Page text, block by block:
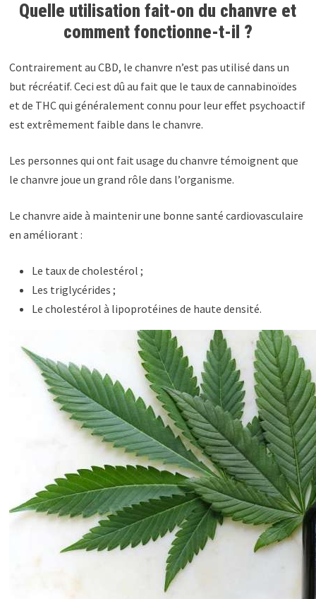
Quelle utilisation fait-on du chanvre et
comment fonctionne-t-il ?
Contrairement au CBD, le chanvre n’est pas utilisé dans un
but récréatif. Ceci est dû au fait que le taux de cannabinoïdes
et de THC qui généralement connu pour leur effet psychoactif
est extrêmement faible dans le chanvre.
Les personnes qui ont fait usage du chanvre témoignent que
le chanvre joue un grand rôle dans l’organisme.
Le chanvre aide à maintenir une bonne santé cardiovasculaire
en améliorant :
Le taux de cholestérol ;
Les triglycérides ;
Le cholestérol à lipoprotéines de haute densité.